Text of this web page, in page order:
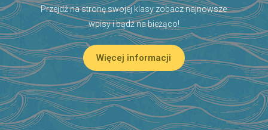
Przejdź na stronę swojej klasy zobacz najnowsze
wpisy i bądź na bieżąco!
Więcej informacji